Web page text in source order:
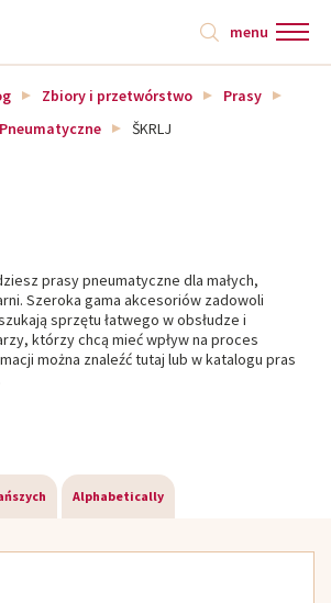
menu
Zbiory i przetwórstwo
Prasy
Pneumatyczne
ŠKRLJ
prasy pneumatyczne dla małych,
Szeroka gama akcesoriów zadowoli
sprzętu łatwego w obsłudze i
którzy chcą mieć wpływ na proces
można znaleźć tutaj lub w katalogu pras
Alphabetically